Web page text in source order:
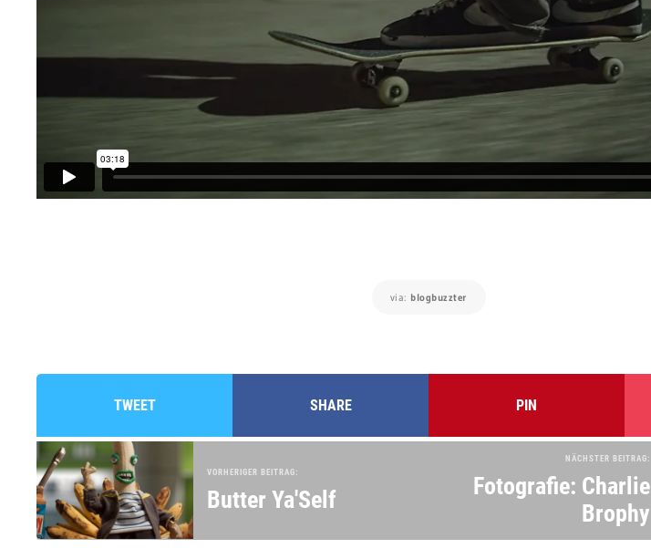
via: blogbuzzter
TWEET SHARE PIN
VORHERIGER BEITRAG:
Butter Ya'Self
NÄCHSTER BEITRAG:
Fotografie: Charlie
Brophy